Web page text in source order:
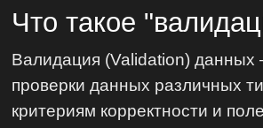
Что такое
Валидация (Validation) данных
проверки данных различных
критериям корректности и